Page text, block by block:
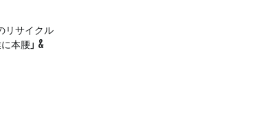
リサイクル
本腰」 &